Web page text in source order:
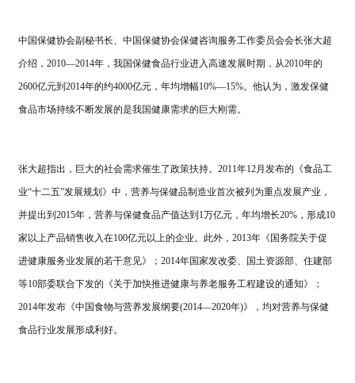
中国保健协会副秘书长、中国保健协会保健咨询服务工作委员会会长张大超
介绍，2010—2014年，我国保健食品行业进入高速发展时期，从2010年的
2600亿元到2014年的约4000亿元，年均增幅10%—15%。他认为，激发保健
食品市场持续不断发展的是我国健康需求的巨大刚需。
张大超指出，巨大的社会需求催生了政策扶持。2011年12月发布的《食品工
业“十二五”发展规划》中，营养与保健品制造业首次被列为重点发展产业，
并提出到2015年，营养与保健食品产值达到1万亿元，年均增长20%，形成10
家以上产品销售收入在100亿元以上的企业。此外，2013年《国务院关于促
进健康服务业发展的若干意见》；2014年国家发改委、国土资源部、住建部
等10部委联合下发的《关于加快推进健康与养老服务工程建设的通知》；
2014年发布《中国食物与营养发展纲要(2014—2020年)》，均对营养与保健
食品行业发展形成利好。